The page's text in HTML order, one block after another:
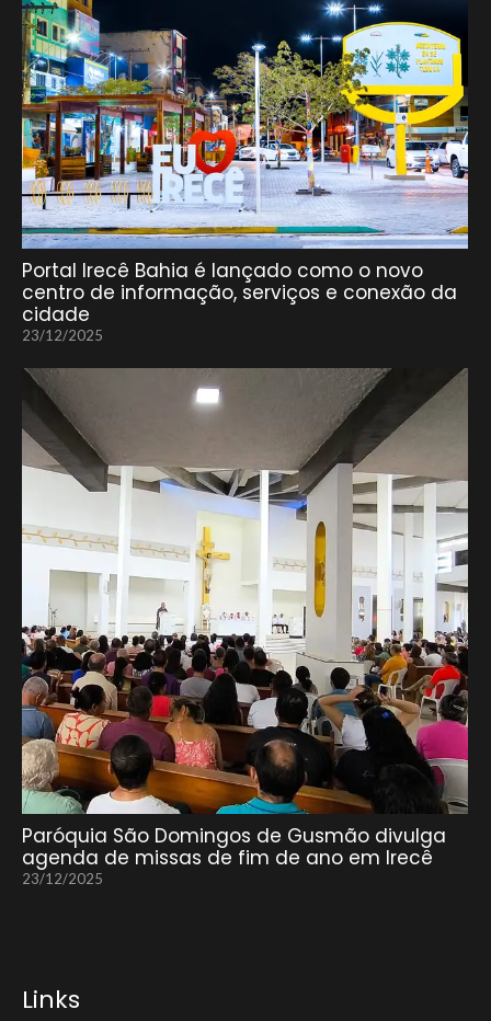
Portal Irecê Bahia é lançado como o novo
centro de informação, serviços e conexão da
cidade
23/12/2025
Paróquia São Domingos de Gusmão divulga
agenda de missas de fim de ano em Irecê
23/12/2025
Links